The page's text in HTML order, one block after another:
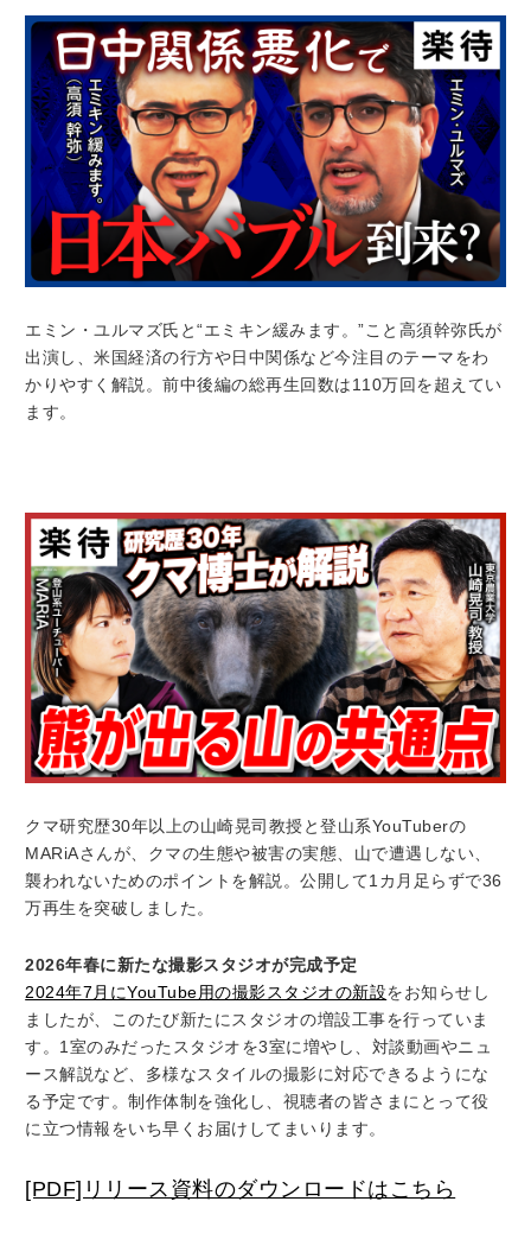
エミン・ユルマズ氏と“エミキン緩みます。”こと高須幹弥氏が
出演し、米国経済の行方や日中関係など今注目のテーマをわ
かりやすく解説。前中後編の総再生回数は110万回を超えてい
ます。
クマ研究歴30年以上の山崎晃司教授と登山系YouTuberの
MARiAさんが、クマの生態や被害の実態、山で遭遇しない、
襲われないためのポイントを解説。公開して1カ月足らずで36
万再生を突破しました。
2026年春に新たな撮影スタジオが完成予定
2024年7月にYouTube用の撮影スタジオの新設をお知らせし
ましたが、このたび新たにスタジオの増設工事を行っていま
す。1室のみだったスタジオを3室に増やし、対談動画やニュ
ース解説など、多様なスタイルの撮影に対応できるようにな
る予定です。制作体制を強化し、視聴者の皆さまにとって役
に立つ情報をいち早くお届けしてまいります。
[PDF]リリース資料のダウンロードはこちら